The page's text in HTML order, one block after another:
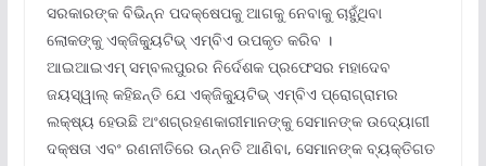
ସରକାରଙ୍କ ବିଭିନ୍ନ ପଦକ୍ଷେପକୁ ଆଗକୁ ନେବାକୁ ଚାହୁଁଥିବା
ଲୋକଙ୍କୁ ଏକ୍‌ଜିକ୍ୟୁଟିଭ୍ ଏମ୍‌ବିଏ ଉପକୃତ କରିବ ।
ଆଇଆଇଏମ୍ ସମ୍ବଲପୁରର ନିର୍ଦେଶକ ପ୍ରଫେସର ମହାଦେବ
ଜୟସ୍ୱାଲ୍ କହିଛନ୍ତି ଯେ ଏକ୍‌ଜିକ୍ୟୁଟିଭ୍ ଏମ୍‌ବିଏ ପ୍ରୋଗ୍ରାମର
ଲକ୍ଷ୍ୟ ହେଉଛି ଅଂଶଗ୍ରହଣକାରୀମାନଙ୍କୁ ସେମାନଙ୍କ ଉଦ୍ୟୋଗୀ
ଦକ୍ଷତା ଏବଂ ରଣନୀତିରେ ଉନ୍ନତି ଆଣିବା, ସେମାନଙ୍କ ବ୍ୟକ୍ତିଗତ